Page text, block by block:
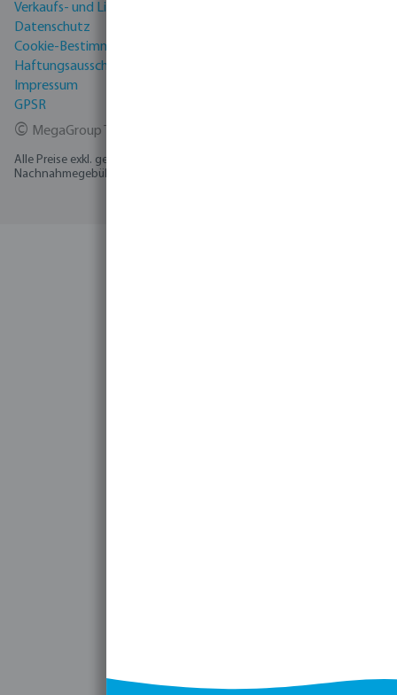
Verkaufs- und Lieferbedingungen
Datenschutz
Cookie-Bestimmungen
Haftungsausschluss
Impressum
GPSR
© MegaGroup Trade 2026
Alle Preise exkl. gesetzl. Mehrwertsteuer zzgl.
Nachnahmegebühren, wenn nicht anders angegeben.